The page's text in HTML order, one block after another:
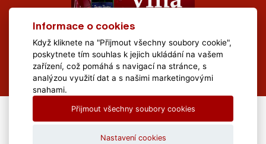
All Rights Reserved Muzeum Brněnska © 2020, Webdesign by
Informace o cookies
Když kliknete na "Přijmout všechny soubory cookie",
poskytnete tím souhlas k jejich ukládání na vašem
zařízení, což pomáhá s navigací na stránce, s
analýzou využití dat a s našimi marketingovými
snahami.
Přijmout všechny soubory cookies
Nastavení cookies